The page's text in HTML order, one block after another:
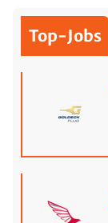
Top-Jobs